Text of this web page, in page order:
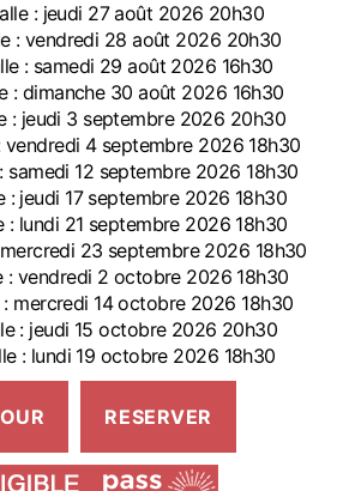
Grande salle : jeudi 27 août 2026 20h30
Grande salle : vendredi 28 août 2026 20h30
Grande salle : samedi 29 août 2026 16h30
Grande salle : dimanche 30 août 2026 16h30
Grande salle : jeudi 3 septembre 2026 20h30
Grande salle : vendredi 4 septembre 2026 18h30
Grande salle : samedi 12 septembre 2026 18h30
Grande salle : jeudi 17 septembre 2026 18h30
Grande salle : lundi 21 septembre 2026 18h30
Grande salle : mercredi 23 septembre 2026 18h30
Grande salle : vendredi 2 octobre 2026 18h30
Grande salle : mercredi 14 octobre 2026 18h30
Grande salle : jeudi 15 octobre 2026 20h30
Grande salle : lundi 19 octobre 2026 18h30